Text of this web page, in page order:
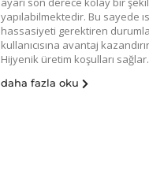
yapılabilmektedir. Bu sayede
hassasiyeti gerektiren
kullanıcısına avantaj
Hijyenik üretim koşulları sağlar.
daha fazla oku